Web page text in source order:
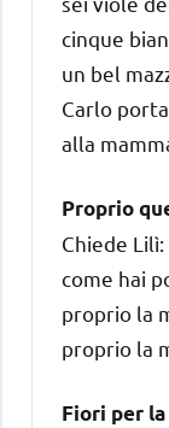
cinque
un bel
Carlo
alla
Proprio
Chiede
come hai
proprio la
proprio la
Fiori per